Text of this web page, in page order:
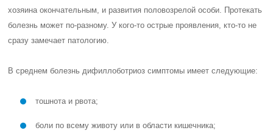
хозяина окончательным, и развития половозрелой особи. Протекать
болезнь может по-разному. У кого-то острые проявления, кто-то не
сразу замечает патологию.
В среднем болезнь дифиллоботриоз симптомы имеет следующие:
тошнота и рвота;
боли по всему животу или в области кишечника;